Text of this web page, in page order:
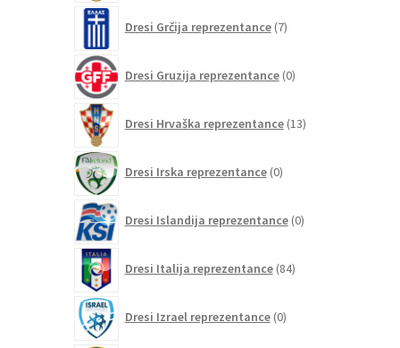
Dresi Grčija reprezentance 7izdelkov
Dresi Gruzija reprezentance 0izdelkov
Dresi Hrvaška reprezentance 13izdelkov
Dresi Irska reprezentance 0izdelkov
Dresi Islandija reprezentance 0izdelkov
Dresi Italija reprezentance 84izdelkov
Dresi Izrael reprezentance 0izdelkov